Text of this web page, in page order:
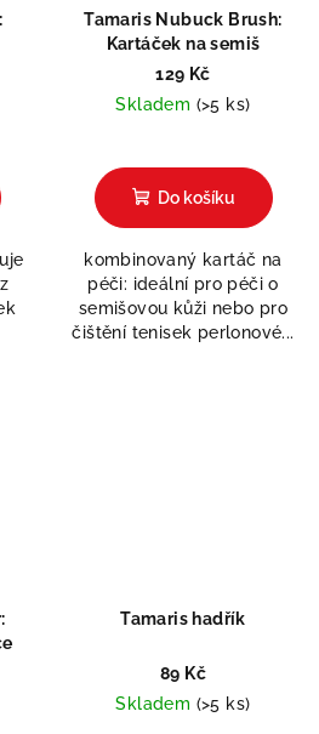
Tamaris Nubuck Brush:
Kartáček na semiš
129 Kč
Skladem (>5 ks)
Do košíku
kombinovaný kartáč na
péči: ideální pro péči o
semišovou kůži nebo pro
čištění tenisek perlonové...
Tamaris hadřík
89 Kč
Skladem (>5 ks)